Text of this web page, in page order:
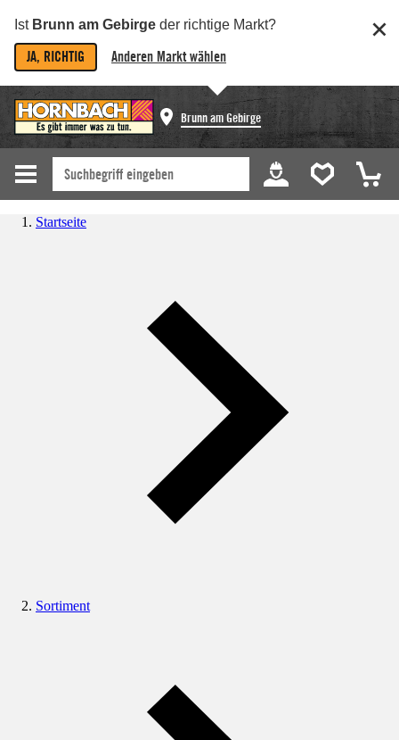
Ist Brunn am Gebirge der richtige Markt?
JA, RICHTIG Anderen Markt wählen
Brunn am Gebirge
Startseite
Sortiment